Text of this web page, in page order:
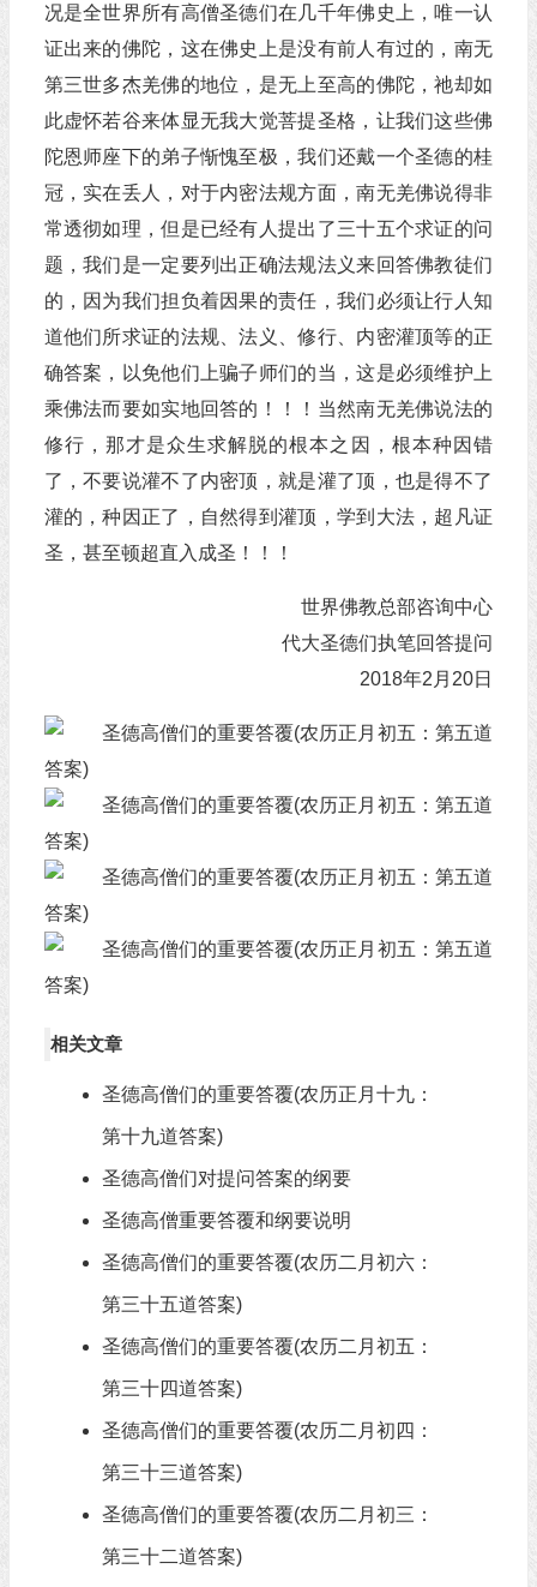
况是全世界所有高僧圣德们在几千年佛史上，唯一认
证出来的佛陀，这在佛史上是没有前人有过的，南无
第三世多杰羌佛的地位，是无上至高的佛陀，祂却如
此虚怀若谷来体显无我大觉菩提圣格，让我们这些佛
陀恩师座下的弟子惭愧至极，我们还戴一个圣德的桂
冠，实在丢人，对于内密法规方面，南无羌佛说得非
常透彻如理，但是已经有人提出了三十五个求证的问
题，我们是一定要列出正确法规法义来回答佛教徒们
的，因为我们担负着因果的责任，我们必须让行人知
道他们所求证的法规、法义、修行、内密灌顶等的正
确答案，以免他们上骗子师们的当，这是必须维护上
乘佛法而要如实地回答的！！！当然南无羌佛说法的
修行，那才是众生求解脱的根本之因，根本种因错
了，不要说灌不了内密顶，就是灌了顶，也是得不了
灌的，种因正了，自然得到灌顶，学到大法，超凡证
圣，甚至顿超直入成圣！！！
世界佛教总部咨询中心
代大圣德们执笔回答提问
2018年2月20日
相关文章
圣德高僧们的重要答覆(农历正月十九：
第十九道答案)
圣德高僧们对提问答案的纲要
圣德高僧重要答覆和纲要说明
圣德高僧们的重要答覆(农历二月初六：
第三十五道答案)
圣德高僧们的重要答覆(农历二月初五：
第三十四道答案)
圣德高僧们的重要答覆(农历二月初四：
第三十三道答案)
圣德高僧们的重要答覆(农历二月初三：
第三十二道答案)